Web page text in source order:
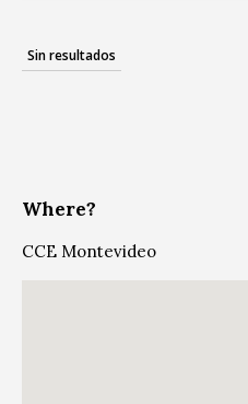
Sin resultados
Where?
CCE Montevideo